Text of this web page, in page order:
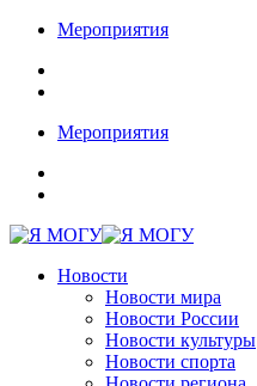
Мероприятия
Мероприятия
Новости
Новости мира
Новости России
Новости культуры
Новости спорта